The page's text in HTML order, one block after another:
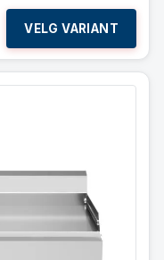
VELG VARIANT